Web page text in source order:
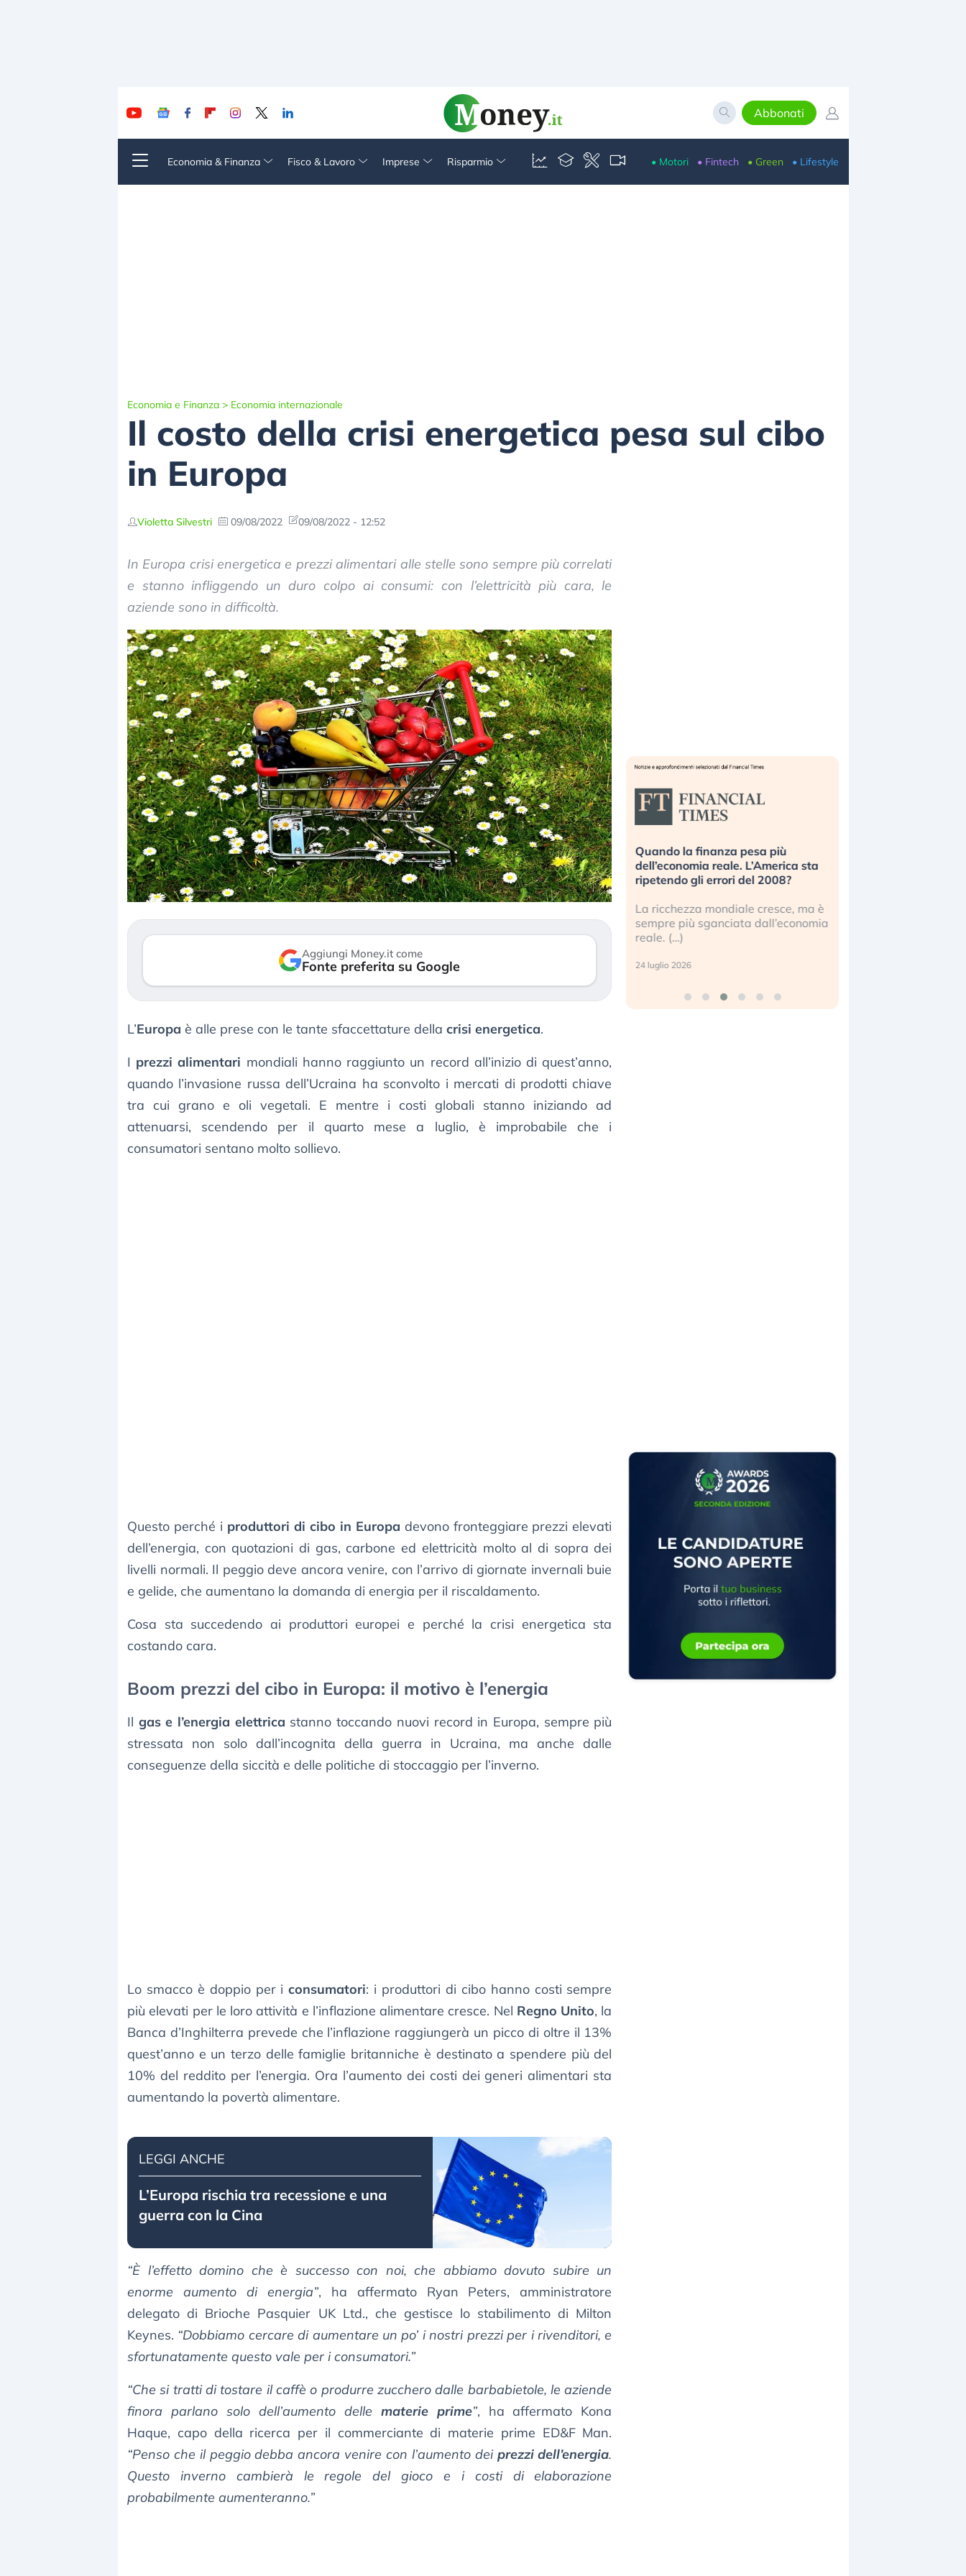
Abbonati
Economia & Finanza Fisco & Lavoro Imprese Risparmio • Motori • Fintech • Green • Lifestyle
Economia e Finanza > Economia internazionale
Il costo della crisi energetica pesa sul cibo
in Europa
Violetta Silvestri 09/08/2022 09/08/2022 - 12:52
In Europa crisi energetica e prezzi alimentari alle stelle sono sempre più correlati
e stanno infliggendo un duro colpo ai consumi: con l’elettricità più cara, le
aziende sono in difficoltà.
Aggiungi Money.it come
Fonte preferita su Google
L’Europa è alle prese con le tante sfaccettature della crisi energetica.
I prezzi alimentari mondiali hanno raggiunto un record all’inizio di quest’anno,
quando l’invasione russa dell’Ucraina ha sconvolto i mercati di prodotti chiave
tra cui grano e oli vegetali. E mentre i costi globali stanno iniziando ad
attenuarsi, scendendo per il quarto mese a luglio, è improbabile che i
consumatori sentano molto sollievo.
Questo perché i produttori di cibo in Europa devono fronteggiare prezzi elevati
dell’energia, con quotazioni di gas, carbone ed elettricità molto al di sopra dei
livelli normali. Il peggio deve ancora venire, con l’arrivo di giornate invernali buie
e gelide, che aumentano la domanda di energia per il riscaldamento.
Cosa sta succedendo ai produttori europei e perché la crisi energetica sta
costando cara.
Boom prezzi del cibo in Europa: il motivo è l’energia
Il gas e l’energia elettrica stanno toccando nuovi record in Europa, sempre più
stressata non solo dall’incognita della guerra in Ucraina, ma anche dalle
conseguenze della siccità e delle politiche di stoccaggio per l’inverno.
Lo smacco è doppio per iconsumatori: i produttori di cibo hanno costi sempre
più elevati per le loro attività e l’inflazione alimentare cresce. Nel Regno Unito, la
Banca d’Inghilterra prevede che l’inflazione raggiungerà un picco di oltre il 13%
quest’anno e un terzo delle famiglie britanniche è destinato a spendere più del
10% del reddito per l’energia. Ora l’aumento dei costi dei generi alimentari sta
aumentando la povertà alimentare.
LEGGI ANCHE
L’Europa rischia tra recessione e una
guerra con la Cina
“È l’effetto domino che è successo con noi, che abbiamo dovuto subire un
enorme aumento di energia”, ha affermato Ryan Peters, amministratore
delegato di Brioche Pasquier UK Ltd., che gestisce lo stabilimento di Milton
Keynes. “Dobbiamo cercare di aumentare un po’ i nostri prezzi per i rivenditori, e
sfortunatamente questo vale per i consumatori.”
“Che si tratti di tostare il caffè o produrre zucchero dalle barbabietole, le aziende
finora parlano solo dell’aumento delle materie prime”, ha affermato Kona
Haque, capo della ricerca per il commerciante di materie prime ED&F Man.
“Penso che il peggio debba ancora venire con l’aumento dei prezzi dell’energia.
Questo inverno cambierà le regole del gioco e i costi di elaborazione
probabilmente aumenteranno.”
Dalle valutazioni estreme alla
correzione. Cosa sta guidando il
repricing degli asset?
mostrando segni di stanchezza
verso le (…)
«La mia vita è rovinata». Investitori
in preda al panico dopo lo scoppio
della bolla AI
Kospi, mentre gli investitori retail (…)
30 luglio 2026
Quando la finanza pesa più
dell’economia reale. L’America sta
ripetendo gli errori del 2008?
La ricchezza mondiale cresce, ma è
sempre più sganciata dall’economia
reale. (…)
24 luglio 2026